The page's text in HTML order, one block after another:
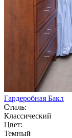
Гардеробная Бакл
Стиль:
Классический
Цвет:
Темный